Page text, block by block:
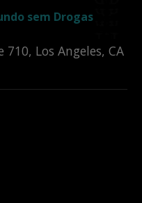
sem Drogas
710, Los Angeles, CA